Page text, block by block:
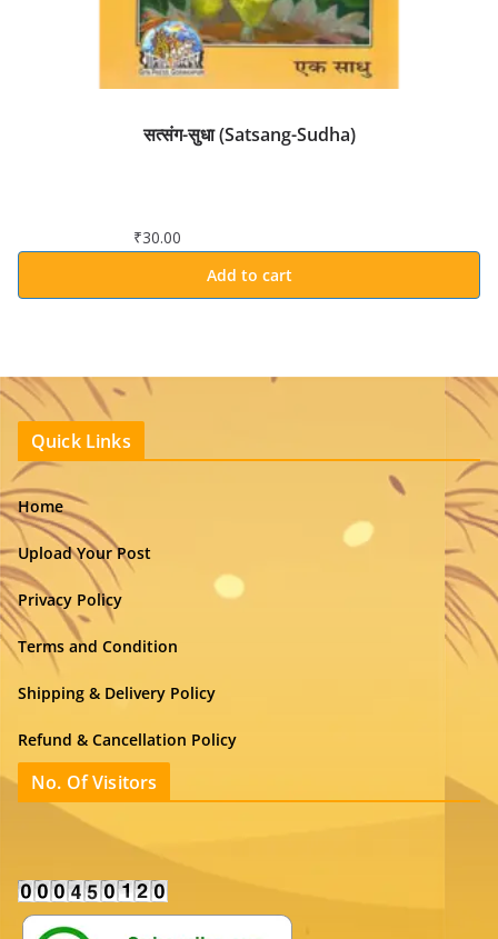
सत्संग-सुधा (Satsang-Sudha)
₹30.00
Add to cart
Quick Links
Home
Upload Your Post
Privacy Policy
Terms and Condition
Shipping & Delivery Policy
Refund & Cancellation Policy
No. Of Visitors